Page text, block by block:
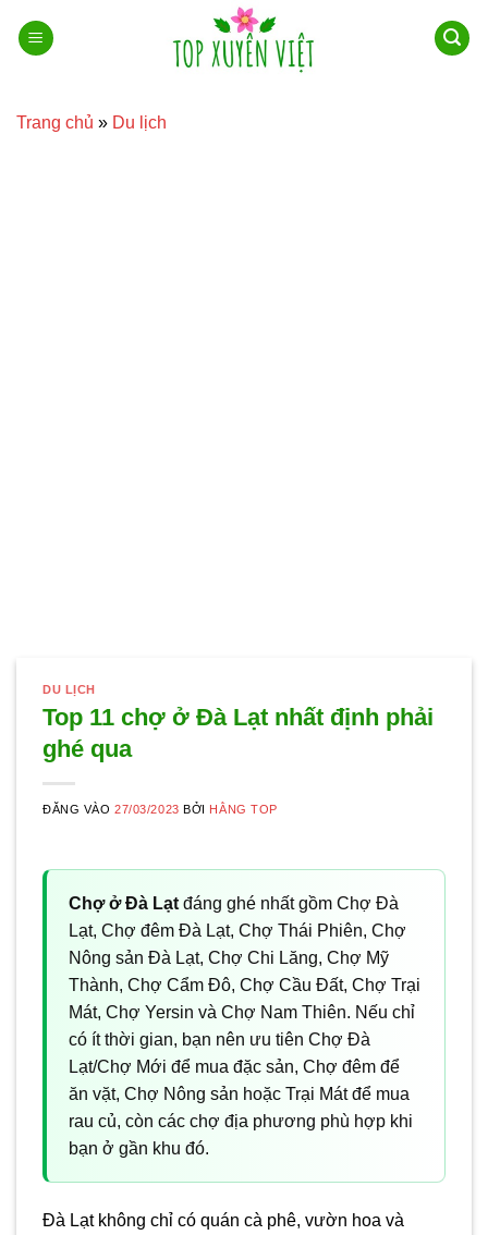
qua
Trang chủ » Du lịch
DU LỊCH
Top 11 chợ ở Đà Lạt nhất định phải
ghé qua
ĐĂNG VÀO27/03/2023 BỞI HẰNG TOP
Chợ ở Đà Lạt đáng ghé nhất gồm Chợ Đà
Lạt, Chợ đêm Đà Lạt, Chợ Thái Phiên, Chợ
Nông sản Đà Lạt, Chợ Chi Lăng, Chợ Mỹ
Thành, Chợ Cẩm Đô, Chợ Cầu Đất, Chợ Trại
Mát, Chợ Yersin và Chợ Nam Thiên. Nếu chỉ
có ít thời gian, bạn nên ưu tiên Chợ Đà
Lạt/Chợ Mới để mua đặc sản, Chợ đêm để
ăn vặt, Chợ Nông sản hoặc Trại Mát để mua
rau củ, còn các chợ địa phương phù hợp khi
bạn ở gần khu đó.
Đà Lạt không chỉ có quán cà phê, vườn hoa và